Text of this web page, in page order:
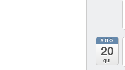
AGO
20
qui